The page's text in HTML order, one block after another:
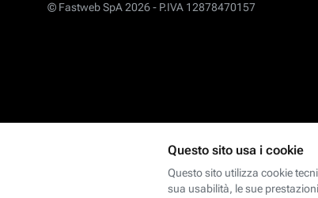
© Fastweb SpA 2026 - P.IVA 12878470157